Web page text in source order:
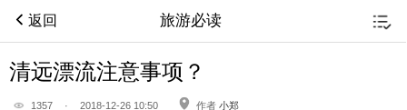
返回 旅游必读
清远漂流注意事项？
1357 · 2018-12-26 10:50 作者 小郑